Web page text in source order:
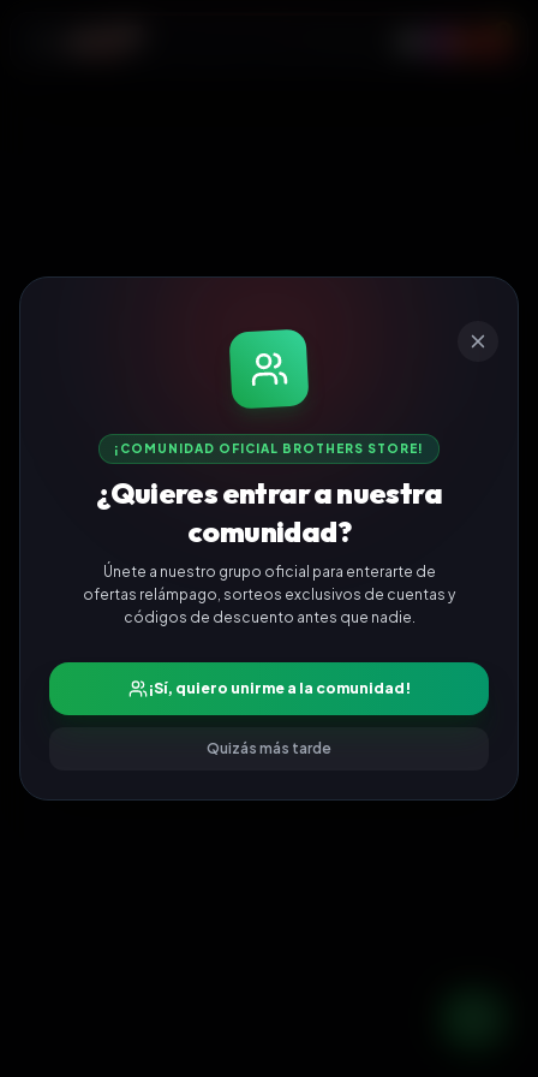
¡COMUNIDAD OFICIAL BROTHERS STORE!
¿Quieres entrar a nuestra
comunidad?
Únete a nuestro grupo oficial para enterarte de
ofertas relámpago, sorteos exclusivos de cuentas y
códigos de descuento antes que nadie.
¡Sí, quiero unirme a la comunidad!
Quizás más tarde